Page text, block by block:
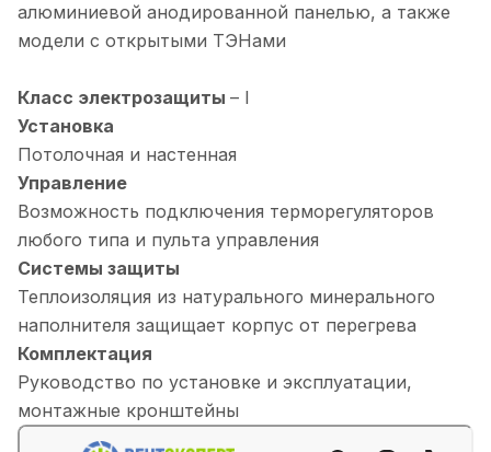
алюминиевой анодированной панелью, а также
модели с открытыми ТЭНами
Класс электрозащиты – I
Установка
Потолочная и настенная
Управление
Возможность подключения терморегуляторов
любого типа и пульта управления
Системы защиты
Теплоизоляция из натурального минерального
наполнителя защищает корпус от перегрева
Комплектация
Руководство по установке и эксплуатации,
монтажные кронштейны